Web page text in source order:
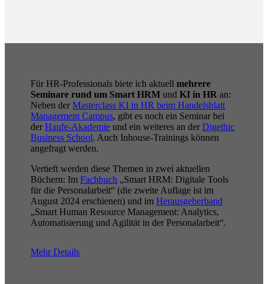
Für HR-Professionals biete ich aktuellmehrere
Seminare rund um Smart HRM undKI in HR an:
Neben derMasterclass KI in HR beim Handelsblatt
Management Campus, gibt es noch ein Seminar bei
derHaufe-Akademie und ein weiteres an derDigethic
Business School. Auch Inhouse-Trainings können
angefragt werden.
Vertieft werden diese Themen in zwei aktuellen
Büchern: ImFachbuch „Smart HRM: Digitale Tools
für die Personalarbeit“ (die zweite Auflage ist im
August 2024 erschienen) und imHerausgeberband
„Smart Human Resource Management: Analytics,
Automatisierung und Agilität in der Personalarbeit“.
Mehr Details